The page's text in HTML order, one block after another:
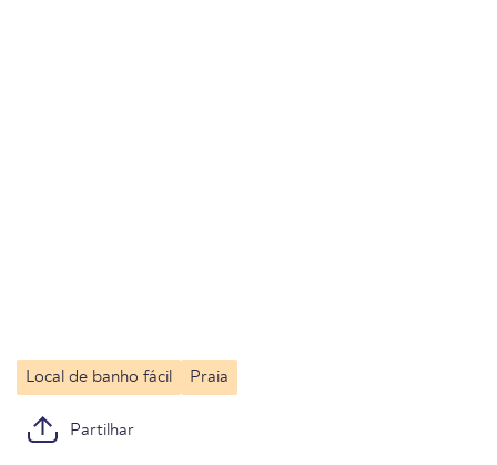
Local de banho fácil Praia
Partilhar